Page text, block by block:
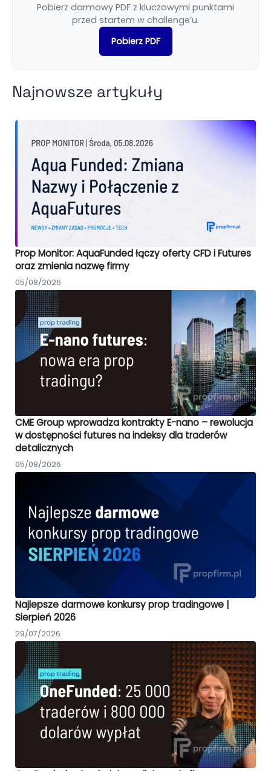
Pobierz darmowy PDF z kluczowymi punktami
przed startem w challenge’u.
Pobierz PDF
Najnowsze artykuły
Prop Monitor: AquaFunded łączy oferty CFD i Futures
oraz zmienia nazwę firmy
05/08/2026
CME Group wprowadza kontrakty E-nano – rewolucja
w dostępności futures na indeksy dla traderów
detalicznych
05/08/2026
Najlepsze darmowe konkursy prop tradingowe |
Sierpień 2026
29/07/2026